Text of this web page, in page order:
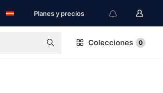
Planes y precios
Colecciones 0